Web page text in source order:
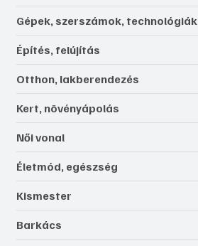
Gépek, szerszámok, technológiák
Építés, felújítás
Otthon, lakberendezés
Kert, növényápolás
Női vonal
Életmód, egészség
Kismester
Barkács